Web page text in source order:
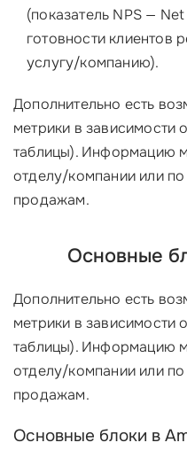
(показатель NPS —
готовности клиентов
услугу/компанию).
Дополнительно есть
метрики в зависимости
таблицы). Информацию
отделу/компании или
продажам.
Основные
Дополнительно есть
метрики в зависимости
таблицы). Информацию
отделу/компании или
продажам.
Основные блоки в